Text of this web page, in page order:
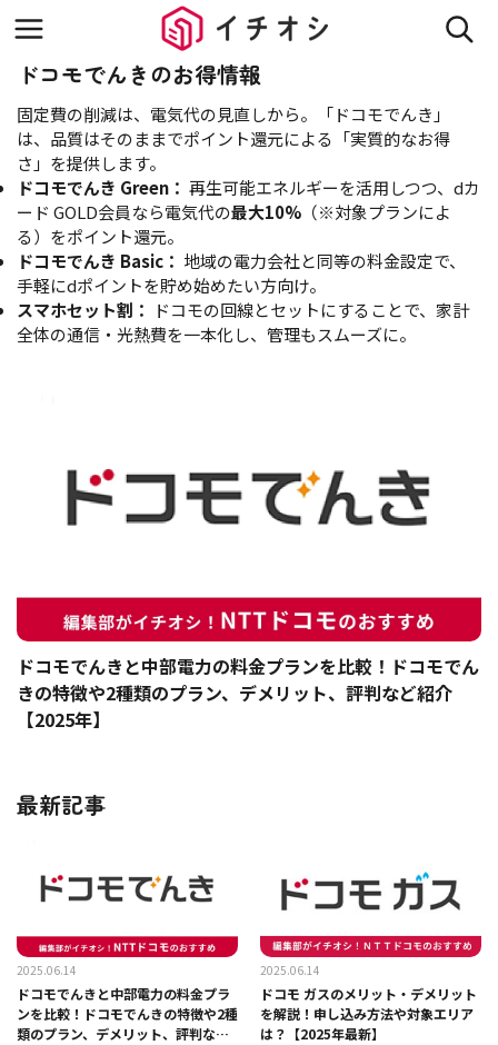
ドコモでんきのお得情報
固定費の削減は、電気代の見直しから。「ドコモでんき」
は、品質はそのままでポイント還元による「実質的なお得
さ」を提供します。
ドコモでんき Green： 再生可能エネルギーを活用しつつ、dカ
ード GOLD会員なら電気代の最大10% （※対象プランによ
る）をポイント還元。
ドコモでんき Basic： 地域の電力会社と同等の料金設定で、
手軽にdポイントを貯め始めたい方向け。
スマホセット割：
ドコモの回線とセットにすることで、家計
全体の通信・光熱費を一本化し、管理もスムーズに。
ドコモでんきと中部電力の料金プランを比較！ドコモでん
きの特徴や2種類のプラン、デメリット、評判など紹介
【2025年】
最新記事
2025.06.14
ドコモでんきと中部電力の料金プラ
ンを比較！ドコモでんきの特徴や2種
類のプラン、デメリット、評判など
2025.06.14
ドコモ ガスのメリット・デメリット
を解説！申し込み方法や対象エリア
は？【2025年最新】